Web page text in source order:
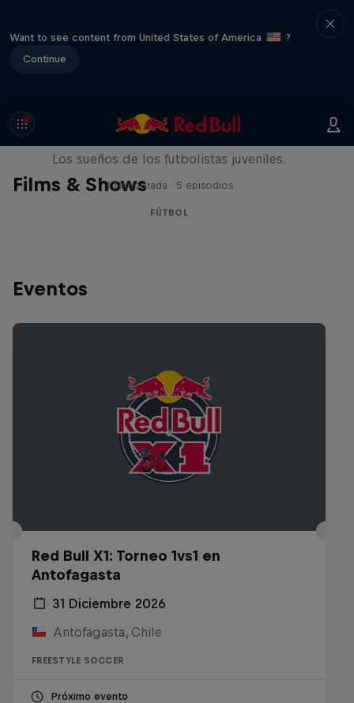
Want to see content from United States of America
?
Continue
Films & Shows
Signed or Released
Los sueños de los futbolistas juveniles.
1 Temporada · 5 episodios
FÚTBOL
Eventos
Red Bull X1: Torneo 1vs1 en
Antofagasta
31 Diciembre 2026
Antofagasta, Chile
FREESTYLE SOCCER
Próximo evento